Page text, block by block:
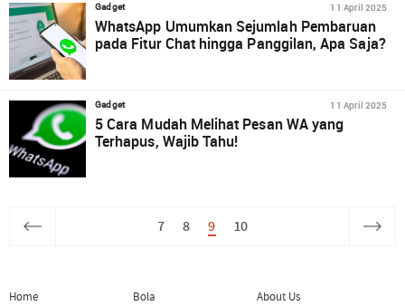
Gadget 11 April 2025
WhatsApp Umumkan Sejumlah Pembaruan
pada Fitur Chat hingga Panggilan, Apa Saja?
Gadget 11 April 2025
5 Cara Mudah Melihat Pesan WA yang
Terhapus, Wajib Tahu!
7 8 9 10
Home
Bola
About Us